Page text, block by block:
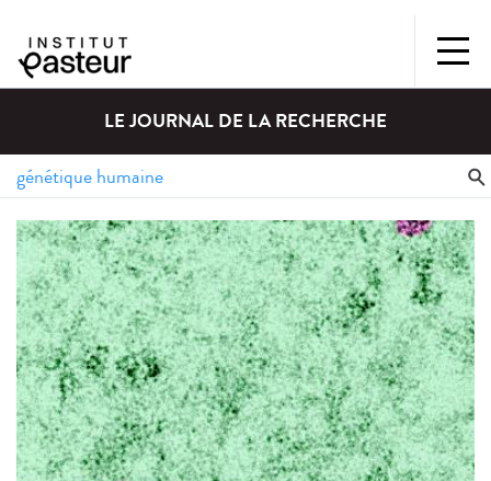
LE JOURNAL DE LA RECHERCHE